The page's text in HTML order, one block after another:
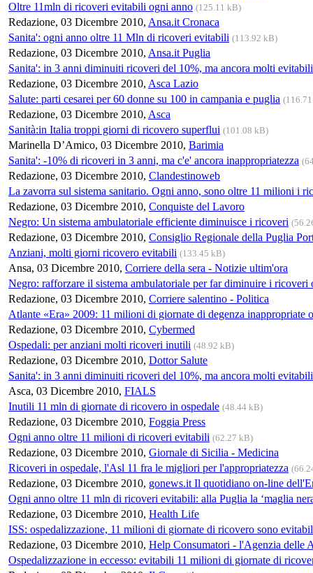
Oltre 11mln di ricoveri evitabili ogni anno (125.11 kB)
Redazione, 03 Dicembre 2010, Ansa.it Cronaca
Sanita': ogni anno oltre 11 Mln di ricoveri evitabili (113.92 kB)
Redazione, 03 Dicembre 2010, Ansa.it Puglia
Sanita': in 3 anni diminuiti ricoveri del 10%, ma ancora molti evitabili
Redazione, 03 Dicembre 2010, Asca Lazio
Salute: parti cesarei per 60 donne su 100 in campania e puglia
Redazione, 03 Dicembre 2010, Asca
Sanità:in Italia troppi giorni di ricovero superflui (101.08 kB)
Marinella D’Amico, 03 Dicembre 2010, Barimia
Sanita': -10% di ricoveri in 3 anni, ma c'e' ancora inappropriatezza
Redazione, 03 Dicembre 2010, Clandestinoweb
La zavorra sul sistema sanitario. Ogni anno, sono oltre 11 milioni i
Redazione, 03 Dicembre 2010, Conquiste del Lavoro
Negro: Un sistema ambulatoriale efficiente diminuisce i ricoveri
Redazione, 03 Dicembre 2010, Consiglio Regionale della Puglia
Anziani, molti giorni ricovero evitabili (133.45 kB)
Ansa, 03 Dicembre 2010, Corriere della sera - Notizie ultim'ora
Negro: rafforzare il sistema ambulatoriale per far diminuire i ricoveri
Redazione, 03 Dicembre 2010, Corriere salentino - Politica
Atlante «Era» 2009: 11 milioni di giornate di degenza inappropriate
Redazione, 03 Dicembre 2010, Cybermed
Ospedali: per anziani molti ricoveri inutili (48.92 kB)
Redazione, 03 Dicembre 2010, Dottor Salute
Sanita': in 3 anni diminuiti ricoveri del 10%, ma ancora molti evitabili
Asca, 03 Dicembre 2010, FIALS
Inutili 11 mln di giornate di ricovero in ospedale (48.44 kB)
Redazione, 03 Dicembre 2010, Foggia Press
Ogni anno oltre 11 milioni di ricoveri evitabili (62.27 kB)
Redazione, 03 Dicembre 2010, Giornale di Sicilia - Medicina
Ricoveri in ospedale, l'Asl 11 fra le migliori per l'appropriatezza
Redazione, 03 Dicembre 2010, gonews.it Il quotidiano on-line
Ogni anno oltre 11 mln di ricoveri evitabili: alla Puglia la ‘maglia
Redazione, 03 Dicembre 2010, Health Life
ISS: ospedalizzazione, 11 milioni di giornate di ricovero sono
Redazione, 03 Dicembre 2010, Help Consumatori - l'Agenzia delle
Ospedalizzazione in eccesso: evitabili 11 milioni di giornate di